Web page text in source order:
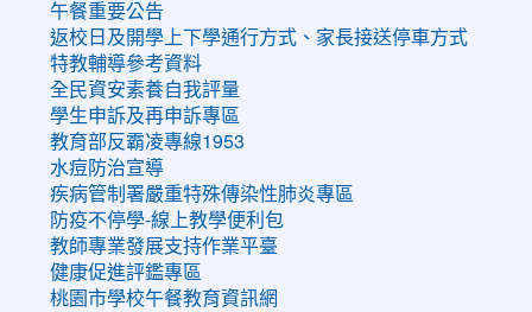
午餐重要公告
返校日及開學上下學通行方式、家長接送停車方式
特教輔導參考資料
全民資安素養自我評量
學生申訴及再申訴專區
教育部反霸凌專線1953
水痘防治宣導
疾病管制署嚴重特殊傳染性肺炎專區
防疫不停學-線上教學便利包
教師專業發展支持作業平臺
健康促進評鑑專區
桃園市學校午餐教育資訊網